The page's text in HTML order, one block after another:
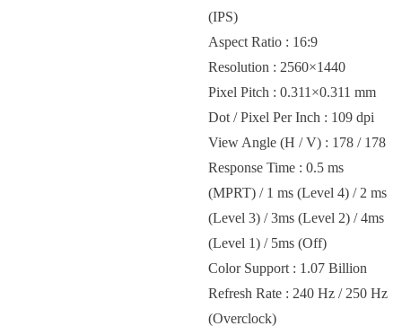
(IPS)
Aspect Ratio : 16:9
Resolution : 2560×1440
Pixel Pitch : 0.311×0.311 mm
Dot / Pixel Per Inch : 109 dpi
View Angle (H / V) : 178 / 178
Response Time : 0.5 ms
(MPRT) / 1 ms (Level 4) / 2 ms
(Level 3) / 3ms (Level 2) / 4ms
(Level 1) / 5ms (Off)
Color Support : 1.07 Billion
Refresh Rate : 240 Hz / 250 Hz
(Overclock)